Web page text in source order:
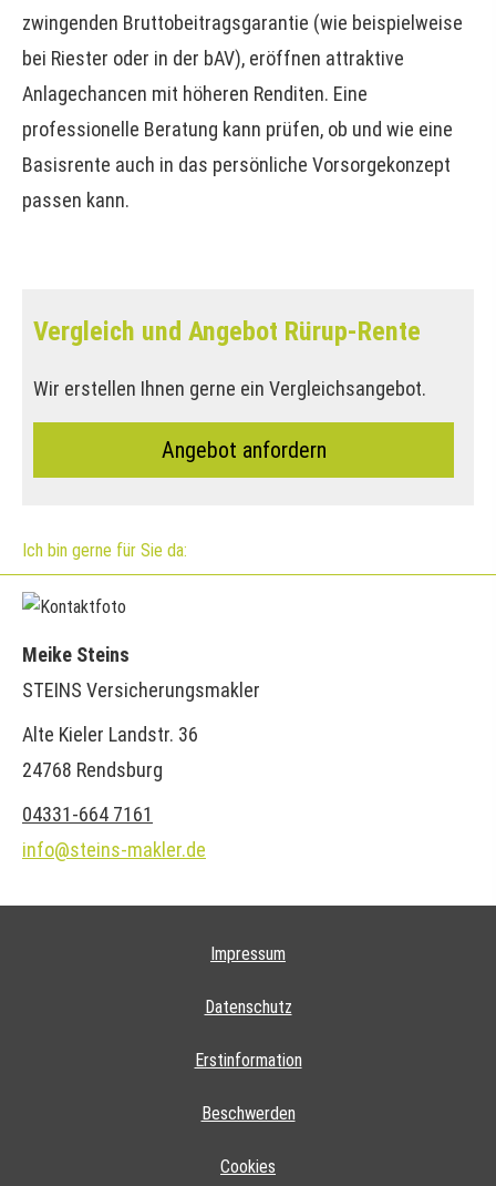
zwingenden Bruttobeitragsgarantie (wie beispielweise
bei Riester oder in der bAV), eröffnen attraktive
Anlagechancen mit höheren Renditen. Eine
professionelle Beratung kann prüfen, ob und wie eine
Basisrente auch in das persönliche Vorsorgekonzept
passen kann.
Vergleich und Angebot Rürup-Rente
Wir erstellen Ihnen gerne ein Vergleichsangebot.
An­ge­bot an­for­dern
Ich bin gerne für Sie da:
Meike Steins
STEINS Ver­sicherungs­makler
Alte Kieler Landstr. 36
24768 Rendsburg
04331-664 7161
info@steins-makler.de
Impressum
Datenschutz
Erstinformation
Beschwerden
Cookies